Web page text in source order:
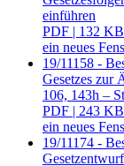
einführen
PDF | 132
ein neues
19/11158 -
Gesetzes zur
106, 143h –
PDF | 243
ein neues
19/11174 -